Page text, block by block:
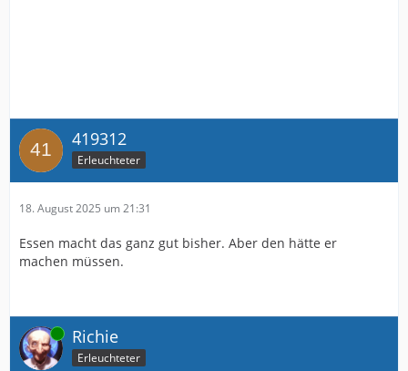
419312
Erleuchteter
18. August 2025 um 21:31
Essen macht das ganz gut bisher. Aber den hätte er
machen müssen.
Online Richie
Erleuchteter